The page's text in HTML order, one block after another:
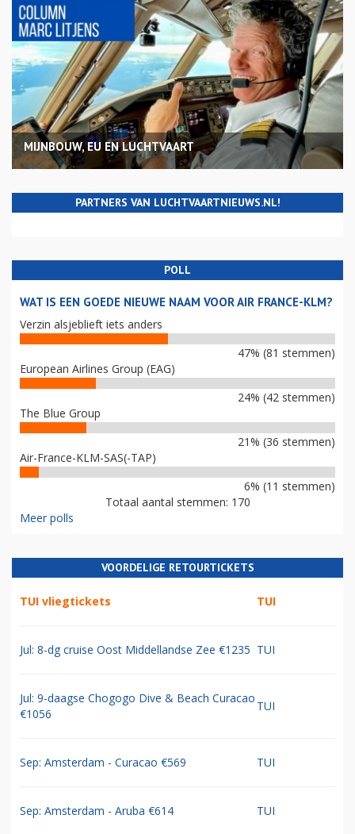
MIJNBOUW, EU EN LUCHTVAART
PARTNERS VAN LUCHTVAARTNIEUWS.NL!
POLL
WAT IS EEN GOEDE NIEUWE NAAM VOOR AIR FRANCE-KLM?
Verzin alsjeblieft iets anders
47% (81 stemmen)
European Airlines Group (EAG)
24% (42 stemmen)
The Blue Group
21% (36 stemmen)
Air-France-KLM-SAS(-TAP)
6% (11 stemmen)
Totaal aantal stemmen: 170
Meer polls
VOORDELIGE RETOURTICKETS
TUI vliegtickets TUI
Jul: 8-dg cruise Oost Middellandse Zee €1235 TUI
Jul: 9-daagse Chogogo Dive & Beach Curacao
€1056
TUI
Sep: Amsterdam - Curacao €569 TUI
Sep: Amsterdam - Aruba €614 TUI